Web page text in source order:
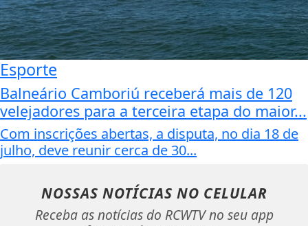
Esporte
Balneário Camboriú receberá mais de 120
velejadores para a terceira etapa do maior...
Com inscrições abertas, a disputa, no dia 18 de
julho, deve reunir cerca de 30...
NOSSAS NOTÍCIAS NO CELULAR
Receba as notícias do RCWTV no seu app